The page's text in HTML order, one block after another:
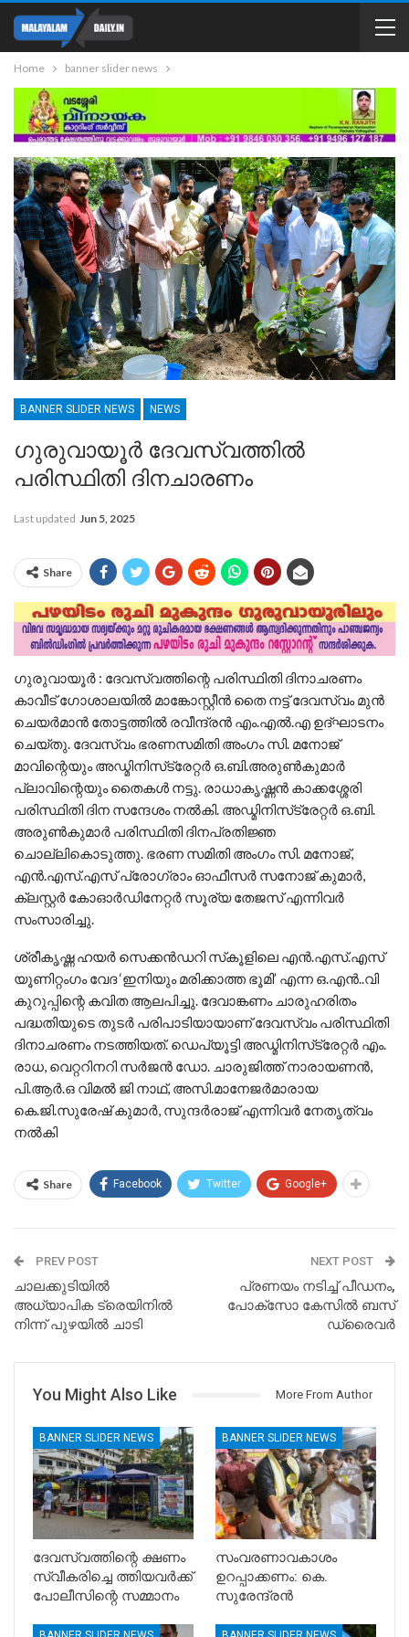
Home banner slider news
BANNER SLIDER NEWS NEWS
ഗുരുവായൂർ ദേവസ്വത്തിൽ
പരിസ്ഥിതി ദിനചാരണം
Last updated Jun 5, 2025
Share
ഗുരുവായൂര്‍ : ദേവസ്വത്തിന്റെ പരിസ്ഥിതി ദിനാചരണം
കാവീട് ഗോശാലയില്‍ മാങ്കോസ്റ്റീന്‍ തൈ നട്ട് ദേവസ്വം മുന്‍
ചെയര്‍മാന്‍ തോട്ടത്തില്‍ രവീന്ദ്രന്‍ എം.എല്‍.എ ഉദ്ഘാടനം
ചെയ്തു. ദേവസ്വം ഭരണസമിതി അംഗം സി. മനോജ്
മാവിന്റെയും അഡ്മിനിസ്‌ട്രേറ്റര്‍ ഒ.ബി.അരുണ്‍കുമാര്‍
പ്ലാവിന്റെയും തൈകള്‍ നട്ടു. രാധാകൃഷ്ണന്‍ കാക്കശ്ശേരി
പരിസ്ഥിതി ദിന സന്ദേശം നല്‍കി. അഡ്മിനിസ്‌ട്രേറ്റര്‍ ഒ.ബി.
അരുണ്‍കുമാര്‍ പരിസ്ഥിതി ദിനപ്രതിജ്ഞ
ചൊല്ലികൊടുത്തു. ഭരണ സമിതി അംഗം സി. മനോജ്,
എന്‍.എസ്.എസ് പ്രോഗ്രാം ഓഫീസര്‍ സനോജ് കുമാര്‍,
ക്ലസ്റ്റര്‍ കോഓര്‍ഡിനേറ്റര്‍ സൂര്യ തേജസ് എന്നിവര്‍
സംസാരിച്ചു.
ശ്രീകൃഷ്ണ ഹയര്‍ സെക്കന്‍ഡറി സ്‌കൂളിലെ എന്‍.എസ്.എസ്
യൂണിറ്റംഗം വേദ ‘ഇനിയും മരിക്കാത്ത ഭൂമി’ എന്ന ഒ.എന്‍..വി
കുറുപ്പിന്റെ കവിത ആലപിച്ചു. ദേവാങ്കണം ചാരുഹരിതം
പദ്ധതിയുടെ തുടര്‍ പരിപാടിയായാണ് ദേവസ്വം പരിസ്ഥിതി
ദിനാചരണം നടത്തിയത്. ഡെപ്യൂട്ടി അഡ്മിനിസ്‌ട്രേറ്റര്‍ എം.
രാധ, വെറ്ററിനറി സര്‍ജന്‍ ഡോ. ചാരുജിത്ത് നാരായണന്‍,
പി.ആര്‍.ഒ വിമല്‍ ജി നാഥ്, അസി.മാനേജര്‍മാരായ
കെ.ജി.സുരേഷ് കുമാര്‍, സുന്ദര്‍രാജ് എന്നിവര്‍ നേതൃത്വം
നല്‍കി
Share Facebook Twitter Google+
PREV POST
ചാലക്കുടിയില്‍
അധ്യാപിക ട്രെയിനില്‍
നിന്ന് പുഴയില്‍ ചാടി
NEXT POST
പ്രണയം നടിച്ച് പീഡനം,
പോക്സോ കേസിൽ ബസ്
ഡ്രൈവർ
You Might Also Like More From Author
BANNER SLIDER NEWS
ദേവസ്വത്തിന്റെ ക്ഷണം
സ്വീകരിച്ചെ ത്തിയവർക്ക്
പോലീസിന്റെ സമ്മാനം
BANNER SLIDER NEWS
സംവരണാവകാശം
ഉറപ്പാക്കണം: കെ.
സുരേന്ദ്രൻ